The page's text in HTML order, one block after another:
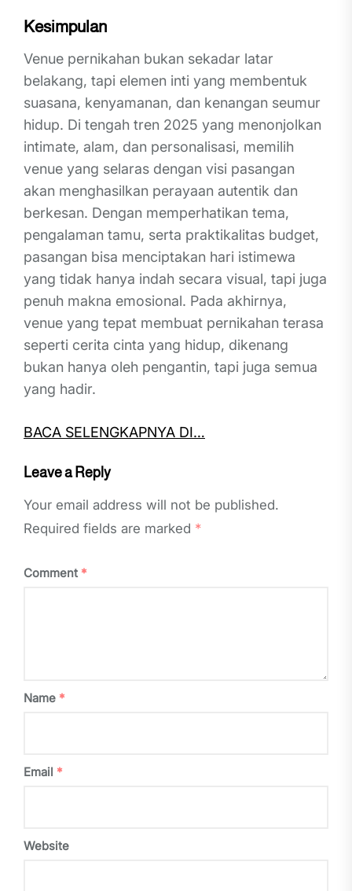
Kesimpulan
Venue pernikahan bukan sekadar latar
belakang, tapi elemen inti yang membentuk
suasana, kenyamanan, dan kenangan seumur
hidup. Di tengah tren 2025 yang menonjolkan
intimate, alam, dan personalisasi, memilih
venue yang selaras dengan visi pasangan
akan menghasilkan perayaan autentik dan
berkesan. Dengan memperhatikan tema,
pengalaman tamu, serta praktikalitas budget,
pasangan bisa menciptakan hari istimewa
yang tidak hanya indah secara visual, tapi juga
penuh makna emosional. Pada akhirnya,
venue yang tepat membuat pernikahan terasa
seperti cerita cinta yang hidup, dikenang
bukan hanya oleh pengantin, tapi juga semua
yang hadir.
BACA SELENGKAPNYA DI…
Leave a Reply
Your email address will not be published.
Required fields are marked *
Comment *
Name *
Email *
Website